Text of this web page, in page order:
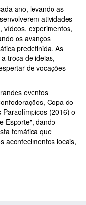
ano, levando as
atividades
vídeos, experimentos,
os avanços
predefinida. As
troca de ideias,
de vocações
eventos
Copa do
Paraolímpicos (2016) o
Esporte", dando
temática que
acontecimentos locais,